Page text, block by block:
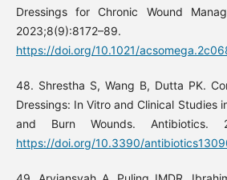
Dressings for Chronic Wound
https://doi.org/10.1021/
48. Shrestha S, Wang B, Dutta PK.
Dressings: In Vitro and Clinical Studies
and Burn Wounds. Antibiotics.
https://doi.org/10.3390/